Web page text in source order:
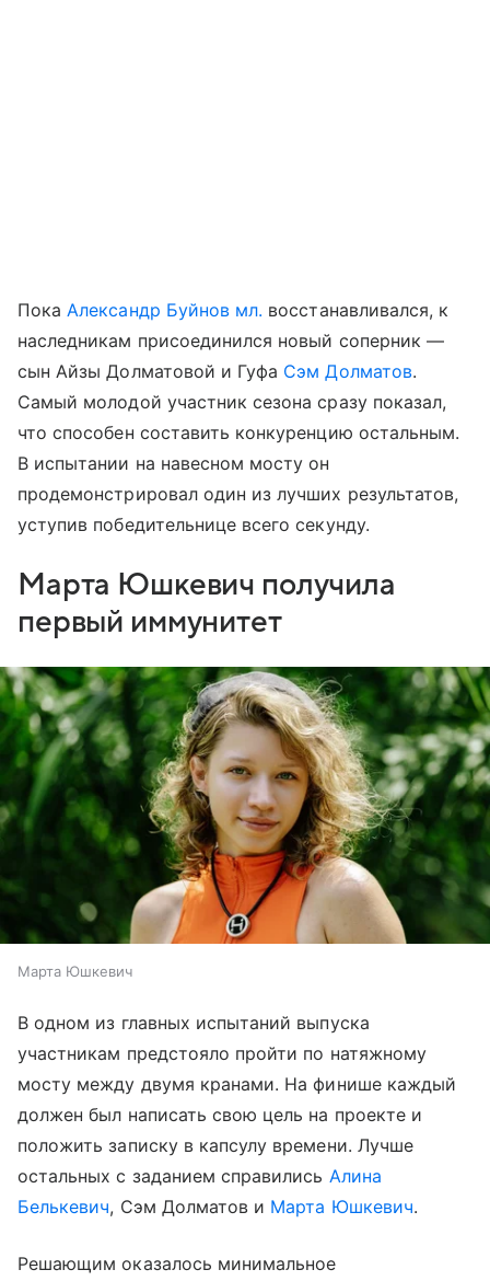
ПокаАлександр Буйнов мл. восстанавливался, к
наследникам присоединился новый соперник —
сын Айзы Долматовой и Гуфа Сэм Долматов.
Самый молодой участник сезона сразу показал,
что способен составить конкуренцию остальным.
В испытании на навесном мосту он
продемонстрировал один из лучших результатов,
уступив победительнице всего секунду.
Марта Юшкевич получила
первый иммунитет
Марта Юшкевич
В одном из главных испытаний выпуска
участникам предстояло пройти по натяжному
мосту между двумя кранами. На финише каждый
должен был написать свою цель на проекте и
положить записку в капсулу времени. Лучше
остальных с заданием справились Алина
Белькевич, Сэм Долматов и Марта Юшкевич.
Решающим оказалось минимальное